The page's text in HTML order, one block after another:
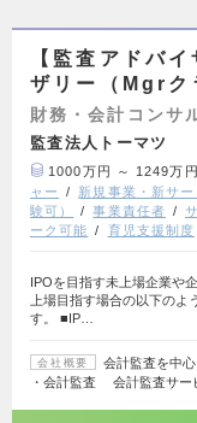
【監査アドバ
ザリー（Mgrク
財務・会計コンサ
監査法人トーマツ
1000万円 ～ 1249万円
ャー
新規事業・新サー
験可）
事業責任者
ーク可能
育児支援制度
IPOを目指す未上場企業や
上場目指す場合の以下のよ
す。 ■IP…
会社概要
会計監査を中
・会計監査 会計監査サ